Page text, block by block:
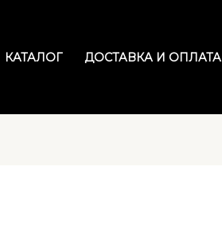
КАТАЛОГ ДОСТАВКА И ОПЛАТА